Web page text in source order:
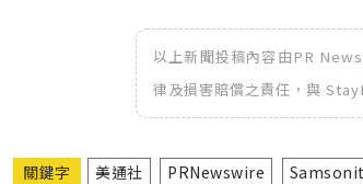
以上新聞投稿內容由PR
律及損害賠償之責任，與
關鍵字 美通社 PRNewswire